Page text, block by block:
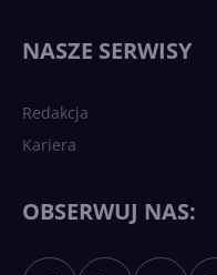
NASZE SERWISY
Redakcja
Kariera
OBSERWUJ NAS: